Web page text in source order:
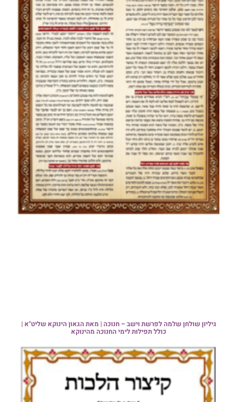
גיליון שולחן שלמה לפרשת וישב – חנוכה | מאת הגאון הינוקא שליט"א |
כולל תפילות לימי החנוכה מהינוקא